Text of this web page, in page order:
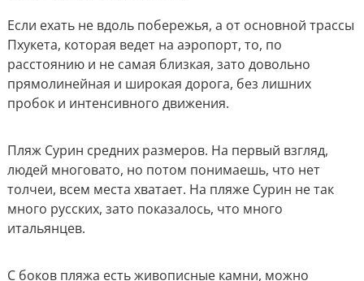
Если ехать не вдоль побережья, а от основной трассы
Пхукета, которая ведет на аэропорт, то, по
расстоянию и не самая близкая, зато довольно
прямолинейная и широкая дорога, без лишних
пробок и интенсивного движения.
Пляж Сурин средних размеров. На первый взгляд,
людей многовато, но потом понимаешь, что нет
толчеи, всем места хватает. На пляже Сурин не так
много русских, зато показалось, что много
итальянцев.
С боков пляжа есть живописные камни, можно